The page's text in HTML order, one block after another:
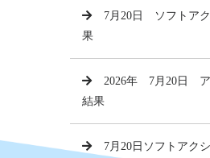
7月20日 ソフトア
果
2026年 7月20日
結果
7月20日ソフトアク